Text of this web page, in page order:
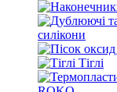
силікони
Тіглі